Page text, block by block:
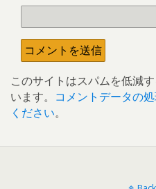
このサイトはスパムを低減
います。 コメントデータの
ください。